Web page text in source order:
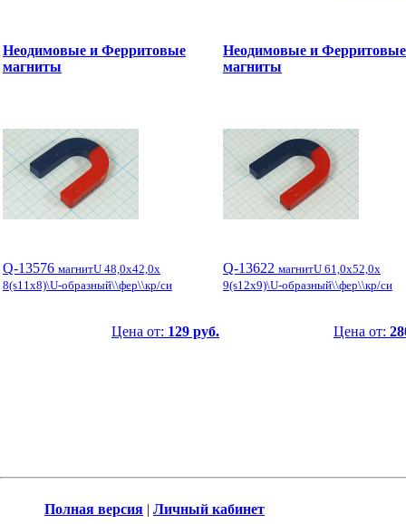
Неодимовые и Ферритовые
магниты
Q-13576 магнитU 48,0x42,0x
8(s11x8)\U-образный\\фер\\кр/си
Цена от: 129 руб.
Неодимовые и Ферритовые
магниты
Q-13622 магнитU 61,0x52,0x
9(s12x9)\U-образный\\фер\\кр/си
Цена от:
Полная версия | Личный кабинет